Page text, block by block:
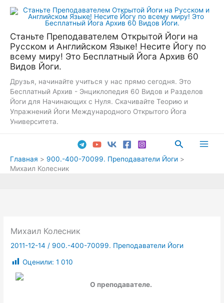
Перейти
Станьте Преподавателем Открытой Йоги на
Русском и Английском Языке! Несите Йогу по
всему миру! Это Бесплатный Йога Архив 60
Видов Йоги.
Друзья, начинайте учиться у нас прямо сегодня. Это
Бесплатный Архив - Энциклопедия 60 Видов и Разделов
Йоги для Начинающих с Нуля. Скачивайте Теорию и
Упражнений Йоги Международного Открытого Йога
Университета.
Поиск
Главная
900.-400-70099. Преподаватели Йоги
Михаил Колесник
Михаил Колесник
2011-12-14 / 900.-400-70099. Преподаватели Йоги
Оценили: 1 010
О преподавателе.